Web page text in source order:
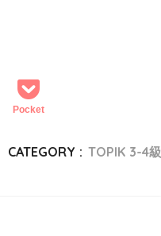
Pocket
CATEGORY : TOPIK 3-4級